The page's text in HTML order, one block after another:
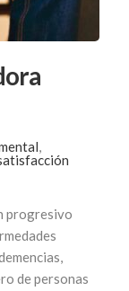
,
progresivo
de personas